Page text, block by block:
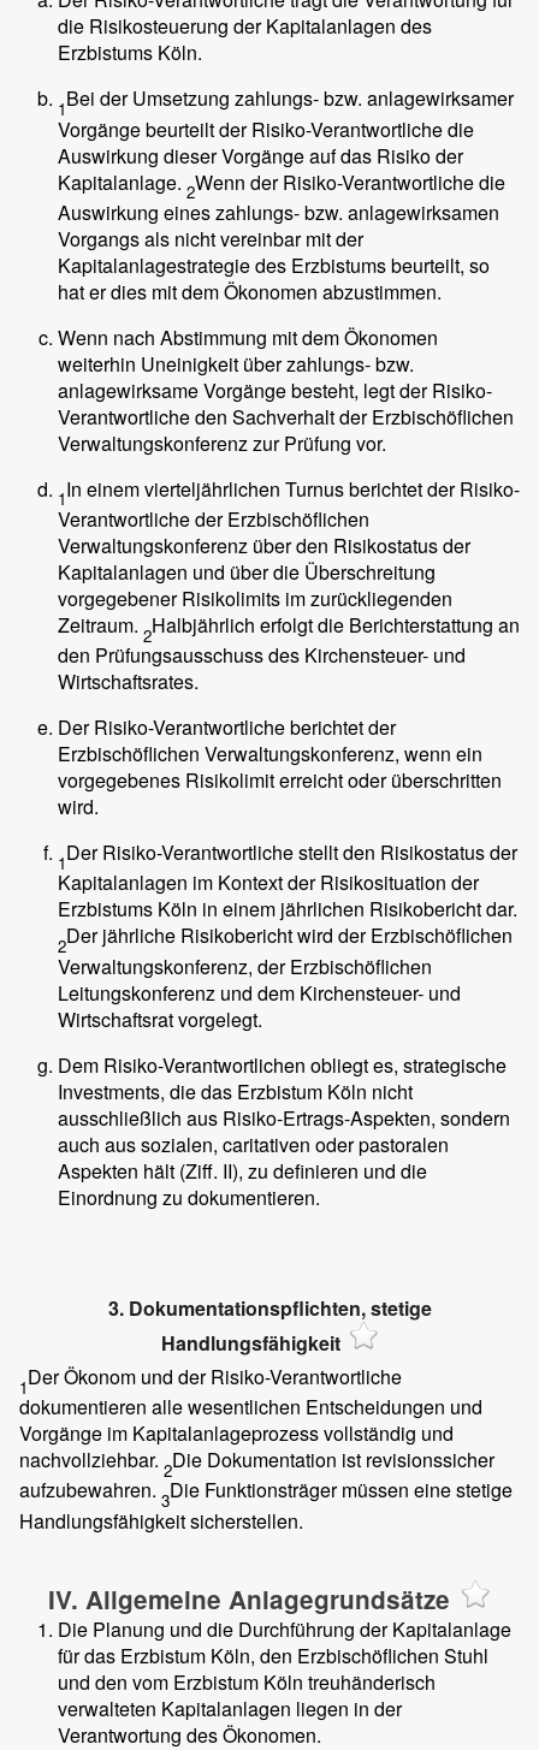
die Risikosteuerung der Kapitalanlagen des
Erzbistums Köln.
1Bei der Umsetzung zahlungs- bzw. anlagewirksamer
Vorgänge beurteilt der Risiko-Verantwortliche die
Auswirkung dieser Vorgänge auf das Risiko der
Kapitalanlage. 2Wenn der Risiko-Verantwortliche die
Auswirkung eines zahlungs- bzw. anlagewirksamen
Vorgangs als nicht vereinbar mit der
Kapitalanlagestrategie des Erzbistums beurteilt, so
hat er dies mit dem Ökonomen abzustimmen.
Wenn nach Abstimmung mit dem Ökonomen
weiterhin Uneinigkeit über zahlungs- bzw.
anlagewirksame Vorgänge besteht, legt der Risiko-
Verantwortliche den Sachverhalt der Erzbischöflichen
Verwaltungskonferenz zur Prüfung vor.
1In einem vierteljährlichen Turnus berichtet der Risiko-
Verantwortliche der Erzbischöflichen
Verwaltungskonferenz über den Risikostatus der
Kapitalanlagen und über die Überschreitung
vorgegebener Risikolimits im zurückliegenden
Zeitraum. 2Halbjährlich erfolgt die Berichterstattung an
den Prüfungsausschuss des Kirchensteuer- und
Wirtschaftsrates.
Der Risiko-Verantwortliche berichtet der
Erzbischöflichen Verwaltungskonferenz, wenn ein
vorgegebenes Risikolimit erreicht oder überschritten
wird.
1Der Risiko-Verantwortliche stellt den Risikostatus der
Kapitalanlagen im Kontext der Risikosituation der
Erzbistums Köln in einem jährlichen Risikobericht dar.
2Der jährliche Risikobericht wird der Erzbischöflichen
Verwaltungskonferenz, der Erzbischöflichen
Leitungskonferenz und dem Kirchensteuer- und
Wirtschaftsrat vorgelegt.
Dem Risiko-Verantwortlichen obliegt es, strategische
Investments, die das Erzbistum Köln nicht
ausschließlich aus Risiko-Ertrags-Aspekten, sondern
auch aus sozialen, caritativen oder pastoralen
Aspekten hält (Ziff. II), zu definieren und die
Einordnung zu dokumentieren.
3. Dokumentationspflichten, stetige
Handlungsfähigkeit
1Der Ökonom und der Risiko-Verantwortliche
dokumentieren alle wesentlichen Entscheidungen und
Vorgänge im Kapitalanlageprozess vollständig und
nachvollziehbar. 2Die Dokumentation ist revisionssicher
aufzubewahren. 3Die Funktionsträger müssen eine stetige
Handlungsfähigkeit sicherstellen.
IV. Allgemeine Anlagegrundsätze
Die Planung und die Durchführung der Kapitalanlage
für das Erzbistum Köln, den Erzbischöflichen Stuhl
und den vom Erzbistum Köln treuhänderisch
verwalteten Kapitalanlagen liegen in der
Verantwortung des Ökonomen.